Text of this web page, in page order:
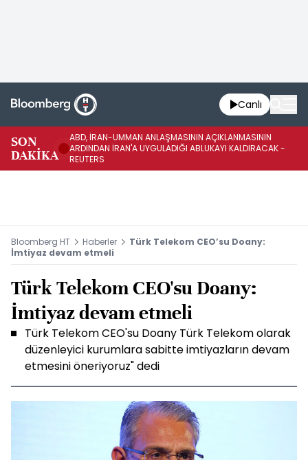
Canlı
SON
DAKİKA
ABD, İRAN-UMMAN ANLAŞMASININ AÇIKLANMASININ
ARDINDAN İRAN'A UYGULADIĞI ABLUKAYI KALDIRACAK -
REUTERS
Bloomberg HT Haberler
Türk Telekom CEO’su Doany:
İmtiyaz devam etmeli
Türk Telekom CEO'su Doany:
İmtiyaz devam etmeli
Türk Telekom CEO'su Doany Türk Telekom olarak
düzenleyici kurumlara sabitte imtiyazların devam
etmesini öneriyoruz" dedi